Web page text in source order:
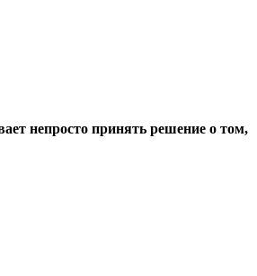
непросто принять решение о том,